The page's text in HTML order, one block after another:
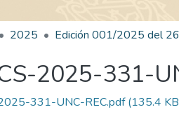
2025
2025-331-
331-UNC-REC.pdf(135.4